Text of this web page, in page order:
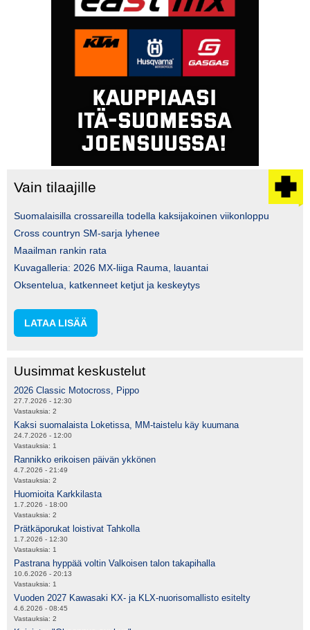
Vain tilaajille
Suomalaisilla crossareilla todella kaksijakoinen viikonloppu
Cross countryn SM-sarja lyhenee
Maailman rankin rata
Kuvagalleria: 2026 MX-liiga Rauma, lauantai
Oksentelua, katkenneet ketjut ja keskeytys
LATAA LISÄÄ
Uusimmat keskustelut
2026 Classic Motocross, Pippo
27.7.2026 - 12:30
Vastauksia: 2
Kaksi suomalaista Loketissa, MM-taistelu käy kuumana
24.7.2026 - 12:00
Vastauksia: 1
Rannikko erikoisen päivän ykkönen
4.7.2026 - 21:49
Vastauksia: 2
Huomioita Karkkilasta
1.7.2026 - 18:00
Vastauksia: 2
Prätkäporukat loistivat Tahkolla
1.7.2026 - 12:30
Vastauksia: 1
Pastrana hyppää voltin Valkoisen talon takapihalla
10.6.2026 - 20:13
Vastauksia: 1
Vuoden 2027 Kawasaki KX- ja KLX-nuorisomallisto esitelty
4.6.2026 - 08:45
Vastauksia: 2